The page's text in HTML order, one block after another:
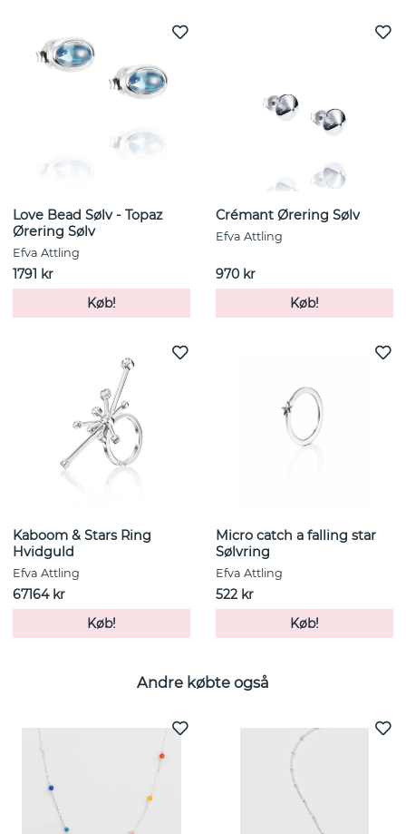
Love Bead Sølv - Topaz
Ørering Sølv
Efva Attling
1791 kr
Køb!
Crémant Ørering Sølv
Efva Attling
970 kr
Køb!
Kaboom & Stars Ring
Hvidguld
Efva Attling
67164 kr
Køb!
Micro catch a falling star
Sølvring
Efva Attling
522 kr
Køb!
Andre købte også